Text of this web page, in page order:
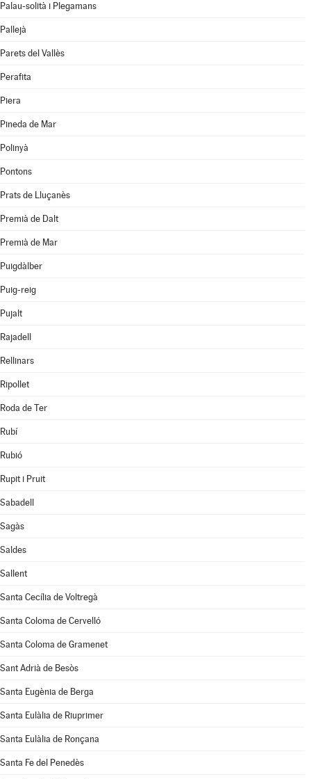
Palau-solità i Plegamans
Pallejà
Parets del Vallès
Perafita
Piera
Pineda de Mar
Polinyà
Pontons
Prats de Lluçanès
Premià de Dalt
Premià de Mar
Puigdàlber
Puig-reig
Pujalt
Rajadell
Rellinars
Ripollet
Roda de Ter
Rubí
Rubió
Rupit i Pruit
Sabadell
Sagàs
Saldes
Sallent
Santa Cecília de Voltregà
Santa Coloma de Cervelló
Santa Coloma de Gramenet
Sant Adrià de Besòs
Santa Eugènia de Berga
Santa Eulàlia de Riuprimer
Santa Eulàlia de Ronçana
Santa Fe del Penedès